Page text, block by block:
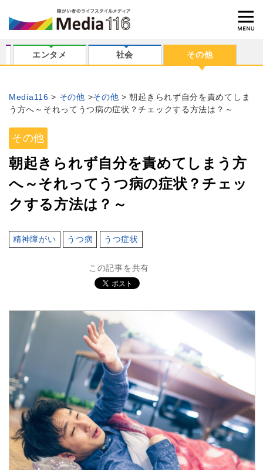
エンタメ 社会 その他
Media116 その他 その他
朝起きられず自分を責めてしま
う方へ～それってうつ病の症状？チェックする方法は？～
その他
朝起きられず自分を責めてしまう方
へ～それってうつ病の症状？チェッ
クする方法は？～
精神障がい うつ病 うつ症状
この記事を共有